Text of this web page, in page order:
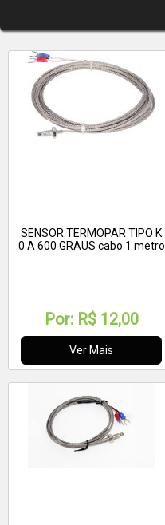
SENSOR TERMOPAR TIPO K
0 A 600 GRAUS cabo 1 metro
Por: R$ 12,00
Ver Mais